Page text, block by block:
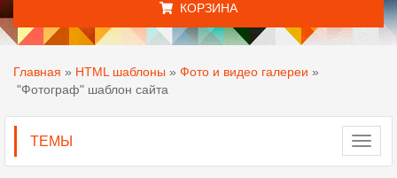
КОРЗИНА
Главная » HTML шаблоны » Фото и видео галереи »
"Фотограф" шаблон сайта
ТЕМЫ